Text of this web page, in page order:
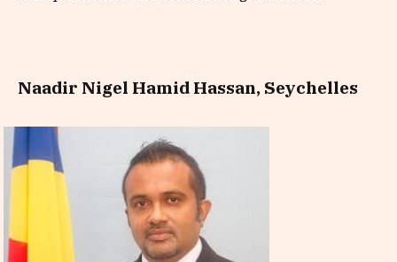
Naadir Nigel Hamid Hassan, Seychelles